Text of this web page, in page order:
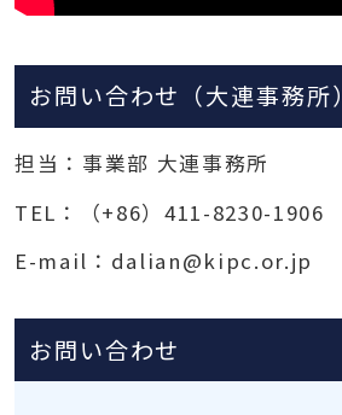
お問い合わせ（大連事務所）
担当：事業部 大連事務所
TEL：（+86）411-8230-1906
E-mail：dalian@kipc.or.jp
お問い合わせ